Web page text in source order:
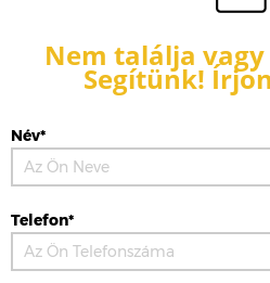
Nem találja
Segítünk!
Név*
Telefon*